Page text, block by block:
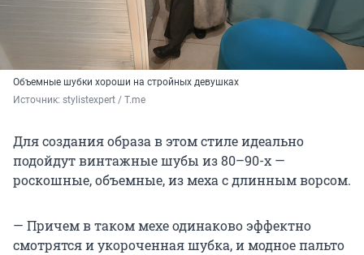
Объемные шубки хороши на стройных девушках
Источник: stylistexpert / Т.me
Для создания образа в этом стиле идеально
подойдут винтажные шубы из 80–90-х —
роскошные, объемные, из меха с длинным ворсом.
— Причем в таком мехе одинаково эффектно
смотрятся и укороченная шубка, и модное пальто